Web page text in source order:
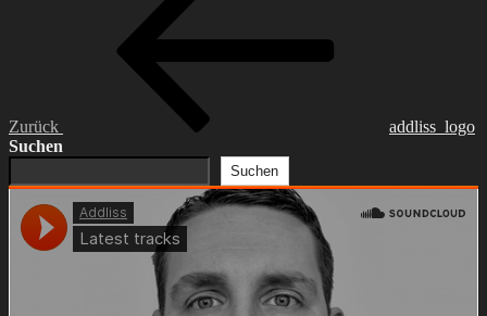
Zurück
addliss_logo
Suchen
Suchen